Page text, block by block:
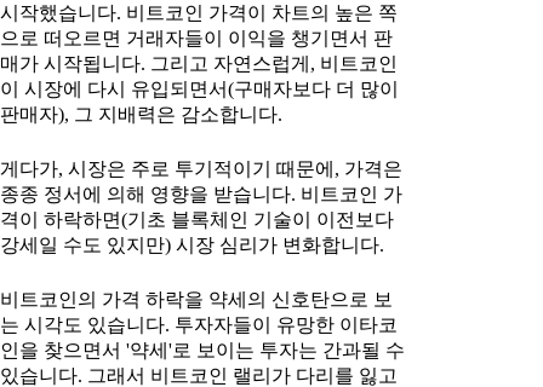
시작했습니다. 비트코인 가격이 차트의 높은 쪽
으로 떠오르면 거래자들이 이익을 챙기면서 판
매가 시작됩니다. 그리고 자연스럽게, 비트코인
이 시장에 다시 유입되면서(구매자보다 더 많이
판매자), 그 지배력은 감소합니다.
게다가, 시장은 주로 투기적이기 때문에, 가격은
종종 정서에 의해 영향을 받습니다. 비트코인 가
격이 하락하면(기초 블록체인 기술이 이전보다
강세일 수도 있지만) 시장 심리가 변화합니다.
비트코인의 가격 하락을 약세의 신호탄으로 보
는 시각도 있습니다. 투자자들이 유망한 이타코
인을 찾으면서 '약세'로 보이는 투자는 간과될 수
있습니다. 그래서 비트코인 랠리가 다리를 잃고